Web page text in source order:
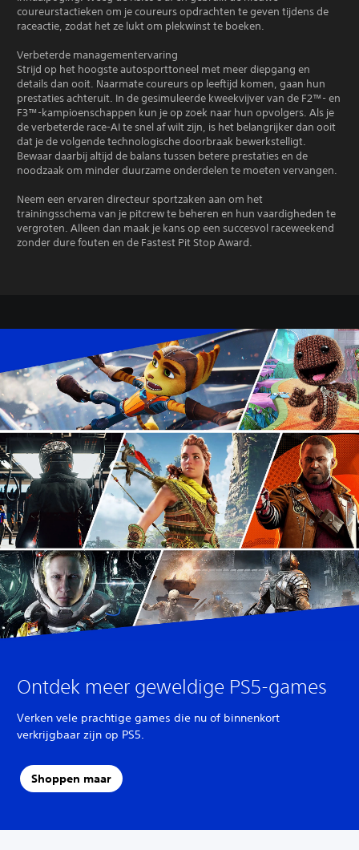
coureurstactieken om je coureurs opdrachten te geven tijdens de
raceactie, zodat het ze lukt om plekwinst te boeken.
Verbeterde managementervaring
Strijd op het hoogste autosporttoneel met meer diepgang en
details dan ooit. Naarmate coureurs op leeftijd komen, gaan hun
prestaties achteruit. In de gesimuleerde kweekvijver van de F2™- en
F3™-kampioenschappen kun je op zoek naar hun opvolgers. Als je
de verbeterde race-AI te snel af wilt zijn, is het belangrijker dan ooit
dat je de volgende technologische doorbraak bewerkstelligt.
Bewaar daarbij altijd de balans tussen betere prestaties en de
noodzaak om minder duurzame onderdelen te moeten vervangen.
Neem een ervaren directeur sportzaken aan om het
trainingsschema van je pitcrew te beheren en hun vaardigheden te
vergroten. Alleen dan maak je kans op een succesvol raceweekend
zonder dure fouten en de Fastest Pit Stop Award.
Ontdek meer geweldige PS5-games
Verken vele prachtige games die nu of binnenkort
verkrijgbaar zijn op PS5.
Shoppen maar